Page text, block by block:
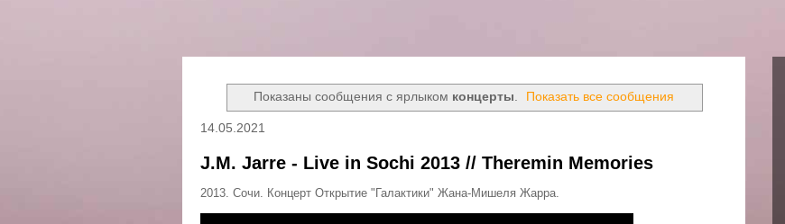
Показаны сообщения с ярлыком концерты. Показать все сообщения
14.05.2021
J.M. Jarre - Live in Sochi 2013 // Theremin Memories
2013. Сочи. Концерт Открытие "Галактики" Жана-Мишеля Жарра.